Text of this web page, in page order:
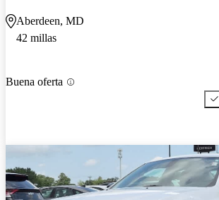
Aberdeen, MD
42 millas
Buena oferta